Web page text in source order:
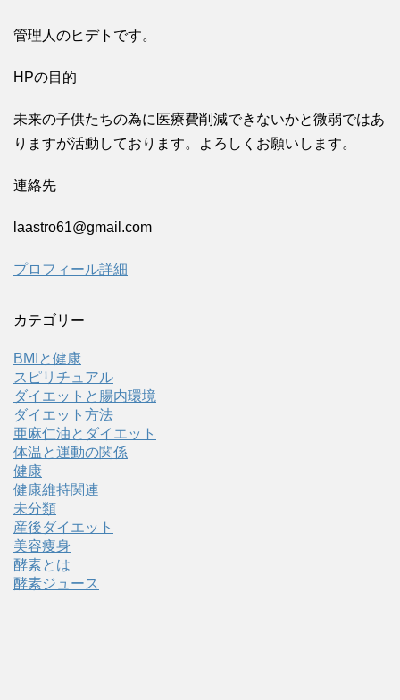
管理人のヒデトです。
HPの目的
未来の子供たちの為に医療費削減できないかと微弱ではあ
りますが活動しております。よろしくお願いします。
連絡先
laastro61@gmail.com
プロフィール詳細
カテゴリー
BMIと健康
スピリチュアル
ダイエットと腸内環境
ダイエット方法
亜麻仁油とダイエット
体温と運動の関係
健康
健康維持関連
未分類
産後ダイエット
美容痩身
酵素とは
酵素ジュース